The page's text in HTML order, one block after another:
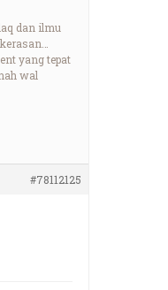
dan ilmu
yang tepat
wal
#78112125